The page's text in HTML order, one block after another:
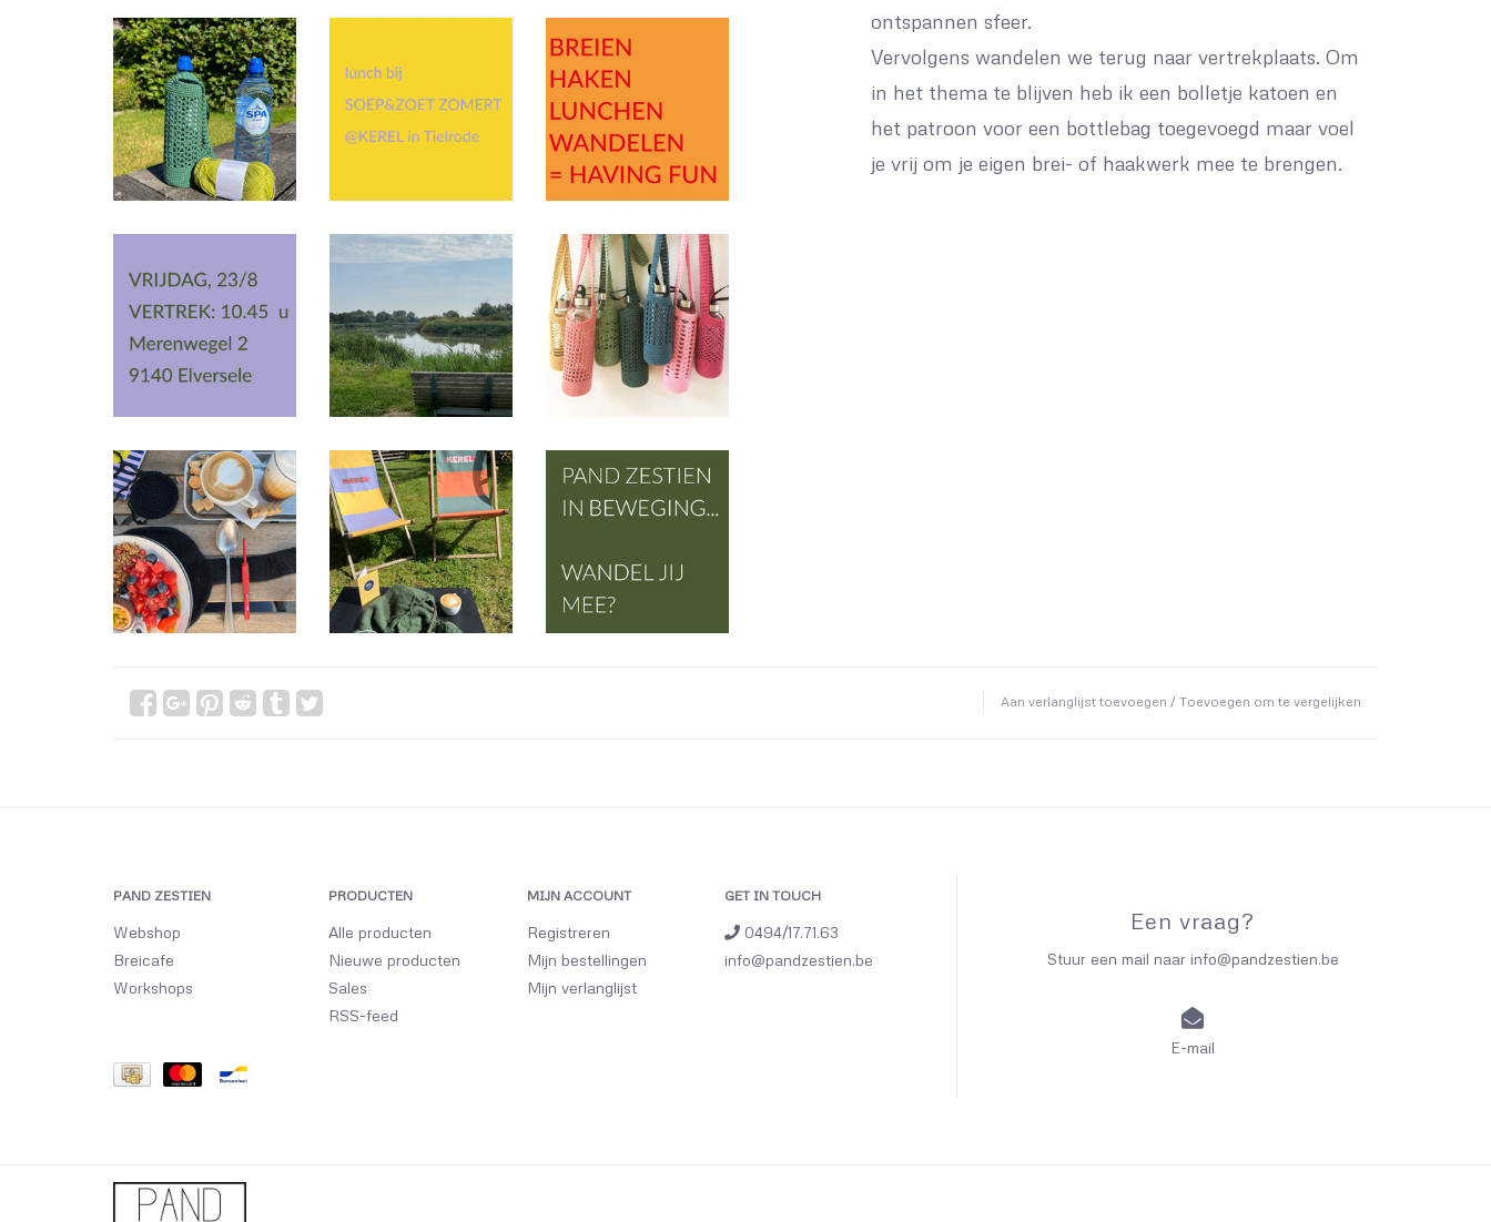
ontspannen sfeer.
Vervolgens wandelen we terug naar vertrekplaats. Om
in het thema te blijven heb ik een bolletje katoen en
het patroon voor een bottlebag toegevoegd maar voel
je vrij om je eigen brei- of haakwerk mee te brengen.
Aan verlanglijst toevoegen / Toevoegen om te vergelijken
PAND ZESTIEN
Webshop
Breicafe
Workshops
PRODUCTEN
Alle producten
Nieuwe producten
Sales
RSS-feed
MIJN ACCOUNT
Registreren
Mijn bestellingen
Mijn verlanglijst
GET IN TOUCH
0494/17.71.63
info@pandzestien.be
Een vraag?
Stuur een mail naar info@pandzestien.be
E-mail